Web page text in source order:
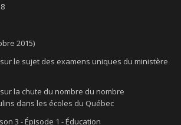
2015)
le sujet des examens uniques du ministère
la chute du nombre du nombre
dans les écoles du Québec
3 - Épisode 1 - Éducation